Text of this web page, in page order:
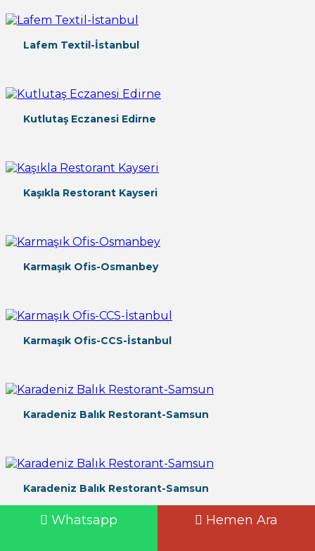
Lafem Textil-İstanbul
Kutlutaş Eczanesi Edirne
Kaşıkla Restorant Kayseri
Karmaşık Ofis-Osmanbey
Karmaşık Ofis-CCS-İstanbul
Karadeniz Balık Restorant-Samsun
Karadeniz Balık Restorant-Samsun
Whatsapp Hemen Ara